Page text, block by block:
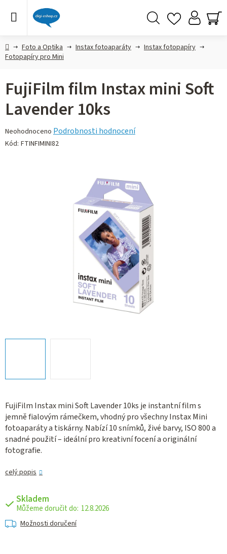
DomůFoto a Optika Instax fotoaparáty
Instax fotopapíry
Fotopapíry pro Mini
FujiFilm Instax mini Soft Lavender 10ks je instantní film s
jemně fialovým rámečkem, vhodný pro všechny Instax Mini
fotoaparáty a tiskárny. Nabízí 10 snímků, živé barvy, ISO 800 a
snadné použití – ideální pro kreativní focení a originální
fotografie.
celý popis
Skladem
12.8.2026
Možnosti doručení
FujiFilm film Instax mini Soft
Lavender 10ks
Průměrné
hodnocení
Neohodnoceno Podrobnosti hodnocení
Kód: FTINFIMINI82